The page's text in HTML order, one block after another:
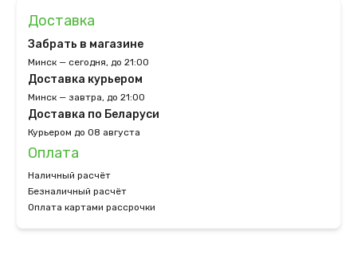
Доставка
Забрать в магазине
Минск — сегодня, до 21:00
Доставка курьером
Минск — завтра, до 21:00
Доставка по Беларуси
Курьером до 08 августа
Оплата
Наличный расчёт
Безналичный расчёт
Оплата картами рассрочки